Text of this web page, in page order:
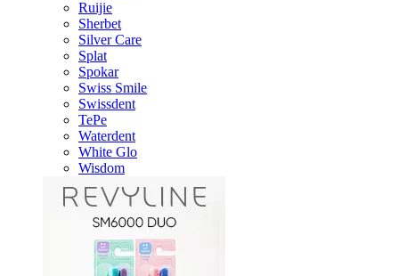
Ruijie
Sherbet
Silver Care
Splat
Spokar
Swiss Smile
Swissdent
TePe
Waterdent
White Glo
Wisdom